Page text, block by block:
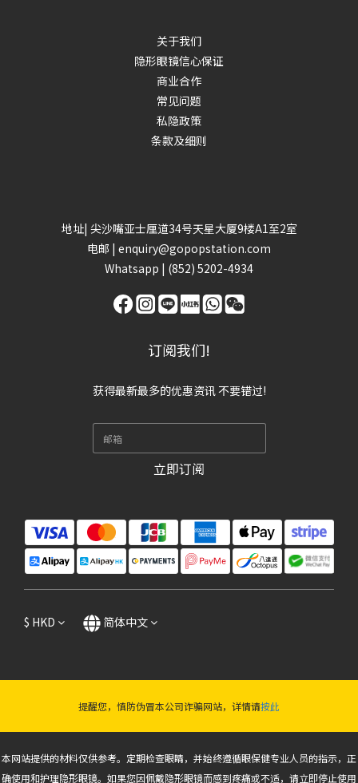
关于我们
隐形眼镜信心保证
商业合作
常见问题
私隐政策
条款及细则
地址| 尖沙嘴亚士厘道34号天星大厦9楼A1至2室
电邮 | enquiry@gopopstation.com
Whatsapp | (852) 5202-4934
订阅我们!
获得最新最多的优惠资讯 不要错过!
立即订阅
$ HKD 简体中文
提醒您，慎防伪冒本公司诈骗网站，详情请按此
本网站提供的材料仅供参考。定期检查眼睛，并始终遵循眼保健专业人员的指示，正
确使用和护理隐形眼镜。如果您因佩戴隐形眼镜而感到疼痛或不适，请立即停止使用